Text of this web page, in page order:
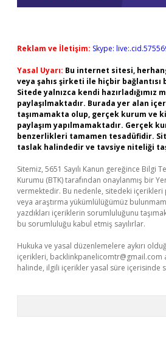
Reklam ve İletişim: Skype:
Yasal Uyarı: Bu internet sitesi,
veya şahıs şirketi ile hiçbir bağlantısı
Sitede yalnızca kendi hazırladığımız
paylaşılmaktadır. Burada yer alan
taşımamakta olup, gerçek kurum ve
paylaşım yapılmamaktadır. Gerçek
benzerlikleri tamamen tesadüfidir.
taslak halindedir ve tavsiye niteliği
Sitemiz, 5651 Sayılı Kanun gereğince Bilgi
Kurumu (BTK) tarafından onaylanmış bir
vermektedir. Bu nedenle, sitedeki
veya araştırma yükümlülüğümüz
yazdıkları içeriklerin sorumluluğunu
bu sorumluluğu kabul etmiş sayılırlar.
Hukuka ve yasal düzenlemelere aykırı
içerikleri, backlinkpanelicomtr@gmail.com
halinde, ilgili içerikler yasal süre içerisinde